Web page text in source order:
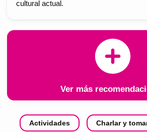
cultural actual.
Ver más
Actividades Charlar y